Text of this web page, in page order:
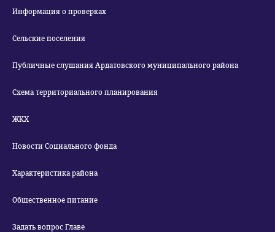
Информация о проверках
Сельские поселения
Публичные слушания Ардатовского муниципального района
Схема территориального планирования
ЖКХ
Новости Социального фонда
Характеристика района
Общественное питание
Задать вопрос Главе